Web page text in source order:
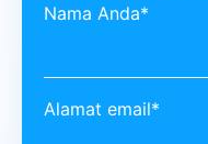
Nama Anda*
Alamat email*